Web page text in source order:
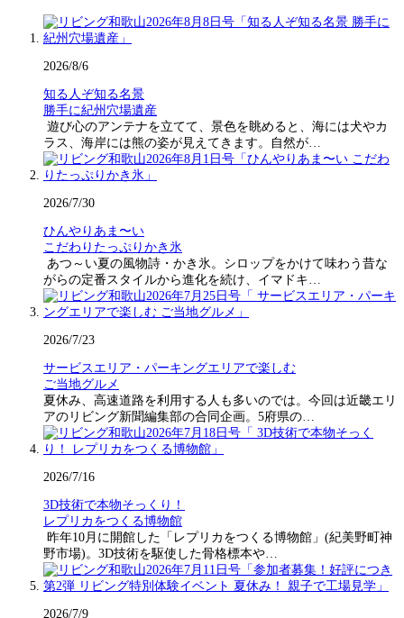
2026/8/6
知る人ぞ知る名景
勝手に紀州穴場遺産
遊び心のアンテナを立てて、景色を眺めると、海には犬やカ
ラス、海岸には熊の姿が見えてきます。自然が…
2026/7/30
ひんやりあま〜い
こだわりたっぷりかき氷
あつ～い夏の風物詩・かき氷。シロップをかけて味わう昔な
がらの定番スタイルから進化を続け、イマドキ…
2026/7/23
サービスエリア・パーキングエリアで楽しむ
ご当地グルメ
夏休み、高速道路を利用する人も多いのでは。今回は近畿エリ
アのリビング新聞編集部の合同企画。5府県の…
2026/7/16
3D技術で本物そっくり！
レプリカをつくる博物館
昨年10月に開館した「レプリカをつくる博物館」(紀美野町神
野市場)。3D技術を駆使した骨格標本や…
2026/7/9